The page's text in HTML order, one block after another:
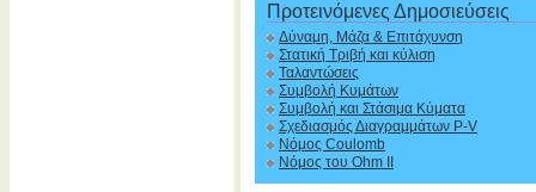
Προτεινόμενες Δημοσιεύσεις
Δύναμη, Μάζα & Επιτάχυνση
Στατική Τριβή και κύλιση
Ταλαντώσεις
Συμβολή Κυμάτων
Συμβολή και Στάσιμα Κύματα
Σχεδιασμός Διαγραμμάτων P-V
Νόμος Coulomb
Νόμος του Ohm II